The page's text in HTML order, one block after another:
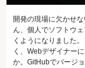
開発の現場に欠かせ
ん、個人でソフトウ
くようになりました
く、Webデザイナー
か。GitHubでバージ